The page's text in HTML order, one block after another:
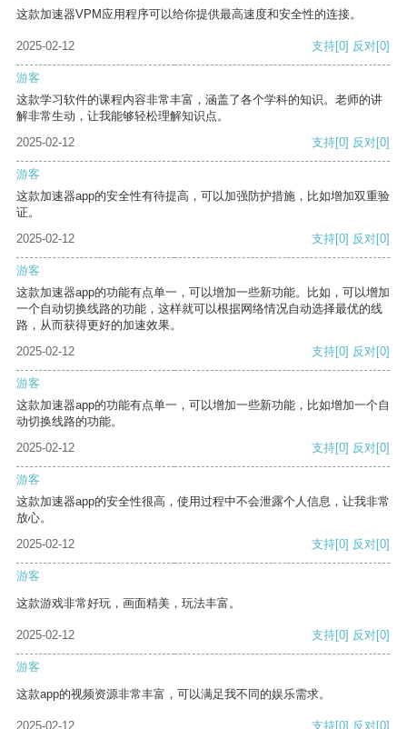
这款加速器VPM应用程序可以给你提供最高速度和安全性的连接。
2025-02-12 支持[0] 反对[0]
游客
这款学习软件的课程内容非常丰富，涵盖了各个学科的知识。老师的讲
解非常生动，让我能够轻松理解知识点。
2025-02-12
支持[0] 反对[0]
游客
这款加速器app的安全性有待提高，可以加强防护措施，比如增加双重验
证。
2025-02-12
支持[0] 反对[0]
游客
这款加速器app的功能有点单一，可以增加一些新功能。比如，可以增加
一个自动切换线路的功能，这样就可以根据网络情况自动选择最优的线
路，从而获得更好的加速效果。
2025-02-12
支持[0] 反对[0]
游客
这款加速器app的功能有点单一，可以增加一些新功能，比如增加一个自
动切换线路的功能。
2025-02-12
支持[0] 反对[0]
游客
这款加速器app的安全性很高，使用过程中不会泄露个人信息，让我非常
放心。
2025-02-12
支持[0] 反对[0]
游客
这款游戏非常好玩，画面精美，玩法丰富。
2025-02-12 支持[0] 反对[0]
游客
这款app的视频资源非常丰富，可以满足我不同的娱乐需求。
2025-02-12 支持[0] 反对[0]